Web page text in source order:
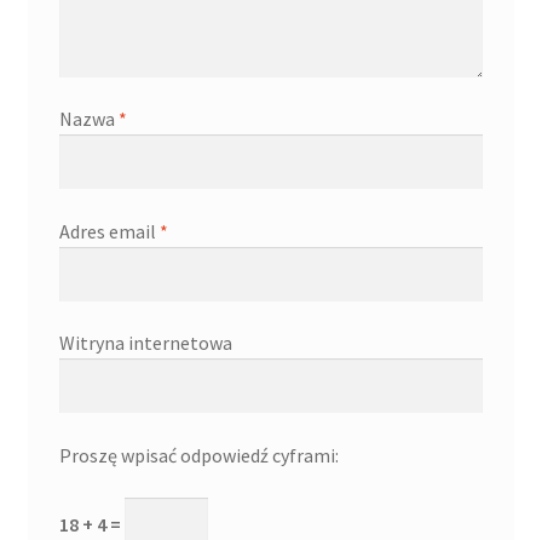
Nazwa *
Adres email *
Witryna internetowa
Proszę wpisać odpowiedź cyframi:
18 + 4 =